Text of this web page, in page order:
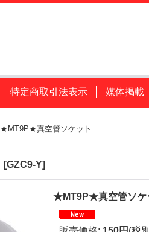
特定商取引法表示 媒体掲載
★MT9P★真空管ソケット
[GZC9-Y]
★MT9P★真空管ソケ